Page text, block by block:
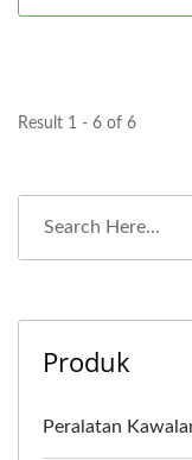
Result 1 - 6 of 6
Produk
Peralatan